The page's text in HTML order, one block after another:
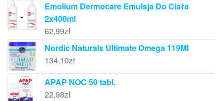
Emolium Dermocare Emulsja Do Ciała
2x400ml
62,99zł
Nordic Naturals Ultimate Omega 119Ml
134,10zł
APAP NOC 50 tabl.
22,98zł